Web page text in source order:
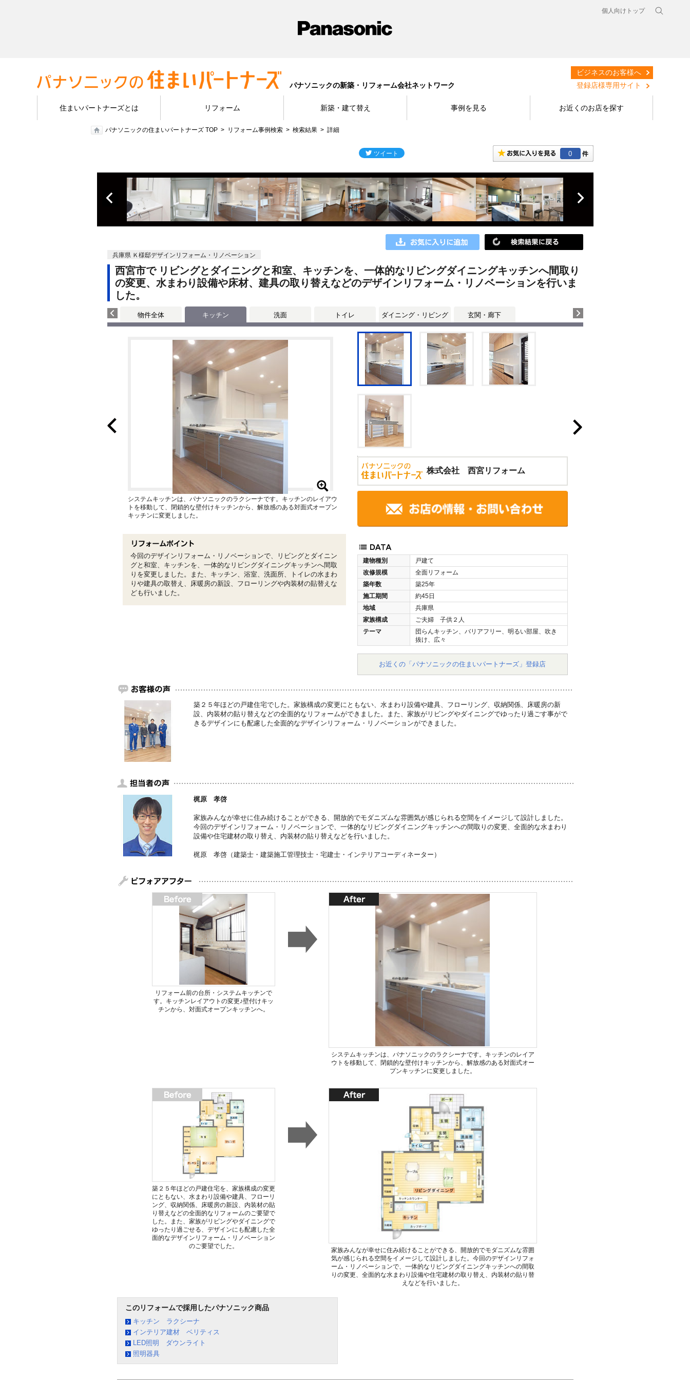
個人向けトップ
パナソニックの新築・リフォーム会社ネットワーク
ビジネスのお客様へ
登録店様専用サイト
住まいパートナーズとは リフォーム 新築・建て替え 事例を見る お近くのお店を探す
パナソニックの住まいパートナーズ TOP リフォーム事例検索 検索結果 詳細
0
兵庫県 Ｋ様邸デザインリフォーム・リノベーション
西宮市で リビングとダイニングと和室、キッチンを、一体的なリビングダイニングキッチンへ間取り
の変更、水まわり設備や床材、建具の取り替えなどのデザインリフォーム・リノベーションを行いま
した。
物件全体 キッチン 洗面 トイレ ダイニング・リビング 玄関・廊下
株式会社 西宮リフォーム
建物種別
戸建て
改修規模
全面リフォーム
築年数
築25年
施工期間
約45日
地域
兵庫県
家族構成
ご夫婦 子供２人
テーマ
団らんキッチン、バリアフリー、明るい部屋、吹き
抜け、広々
お近くの「パナソニックの住まいパートナーズ」登録店
システムキッチンは、パナソニックのラクシーナです。キッチンのレイアウ
トを移動して、閉鎖的な壁付けキッチンから、解放感のある対面式オープン
キッチンに変更しました。
今回のデザインリフォーム・リノベーションで、リビングとダイニン
グと和室、キッチンを、一体的なリビングダイニングキッチンへ間取
りを変更しました。また、キッチン、浴室、洗面所、トイレの水まわ
りや建具の取替え、床暖房の新設、フローリングや内装材の貼替えな
ども行いました。
築２５年ほどの戸建住宅でした。家族構成の変更にともない、水まわり設備や建具、フローリング、収納関係、床暖房の新
設、内装材の貼り替えなどの全面的なリフォームができました。また、家族がリビングやダイニングでゆったり過ごす事がで
きるデザインにも配慮した全面的なデザインリフォーム・リノベーションができました。
梶原 孝啓
家族みんなが幸せに住み続けることができる、開放的でモダニズムな雰囲気が感じられる空間をイメージして設計しました。
今回のデザインリフォーム・リノベーションで、一体的なリビングダイニングキッチンへの間取りの変更、全面的な水まわり
設備や住宅建材の取り替え、内装材の貼り替えなどを行いました。
梶原 孝啓（建築士・建築施工管理技士・宅建士・インテリアコーディネーター）
リフォーム前の台所・システムキッチンで
す。キッチンレイアウトの変更♪壁付けキッ
チンから、対面式オープンキッチンへ。
システムキッチンは、パナソニックのラクシーナです。キッチンのレイア
ウトを移動して、閉鎖的な壁付けキッチンから、解放感のある対面式オー
プンキッチンに変更しました。
築２５年ほどの戸建住宅を、家族構成の変更
にともない、水まわり設備や建具、フローリ
ング、収納関係、床暖房の新設、内装材の貼
り替えなどの全面的なリフォームのご要望で
した。また、家族がリビングやダイニングで
ゆったり過ごせる、デザインにも配慮した全
面的なデザインリフォーム・リノベーション
のご要望でした。
家族みんなが幸せに住み続けることができる、開放的でモダニズムな雰囲
気が感じられる空間をイメージして設計しました。今回のデザインリフォ
ーム・リノベーションで、一体的なリビングダイニングキッチンへの間取
りの変更、全面的な水まわり設備や住宅建材の取り替え、内装材の貼り替
えなどを行いました。
このリフォームで採用したパナソニック商品
キッチン ラクシーナ
インテリア建材 ベリティス
LED照明 ダウンライト
照明器具